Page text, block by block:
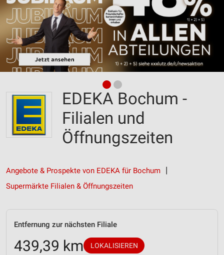
EDEKA Bochum -
Filialen und
Öffnungszeiten
Angebote & Prospekte von EDEKA für Bochum
Supermärkte Filialen & Öffnungszeiten
Entfernung zur nächsten Filiale
439,39 km LOKALISIEREN